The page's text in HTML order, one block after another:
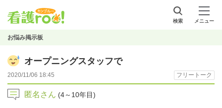
検索 メニュー
お悩み掲示板
オープニングスタッフで
2020/11/06 18:45 フリートーク
匿名さん (4～10年目)